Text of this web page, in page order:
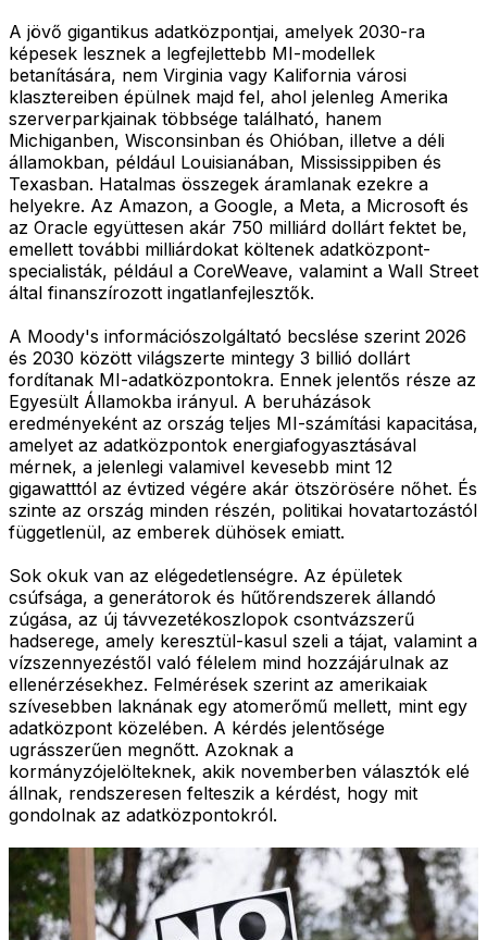
A jövő gigantikus adatközpontjai, amelyek 2030-ra
képesek lesznek a legfejlettebb MI-modellek
betanítására, nem Virginia vagy Kalifornia városi
klasztereiben épülnek majd fel, ahol jelenleg Amerika
szerverparkjainak többsége található, hanem
Michiganben, Wisconsinban és Ohióban, illetve a déli
államokban, például Louisianában, Mississippiben és
Texasban. Hatalmas összegek áramlanak ezekre a
helyekre. Az Amazon, a Google, a Meta, a Microsoft és
az Oracle együttesen akár 750 milliárd dollárt fektet be,
emellett további milliárdokat költenek adatközpont-
specialisták, például a CoreWeave, valamint a Wall Street
által finanszírozott ingatlanfejlesztők.
A Moody's információszolgáltató becslése szerint 2026
és 2030 között világszerte mintegy 3 billió dollárt
fordítanak MI-adatközpontokra. Ennek jelentős része az
Egyesült Államokba irányul. A beruházások
eredményeként az ország teljes MI-számítási kapacitása,
amelyet az adatközpontok energiafogyasztásával
mérnek, a jelenlegi valamivel kevesebb mint 12
gigawatttól az évtized végére akár ötszörösére nőhet. És
szinte az ország minden részén, politikai hovatartozástól
függetlenül, az emberek dühösek emiatt.
Sok okuk van az elégedetlenségre. Az épületek
csúfsága, a generátorok és hűtőrendszerek állandó
zúgása, az új távvezetékoszlopok csontvázszerű
hadserege, amely keresztül-kasul szeli a tájat, valamint a
vízszennyezéstől való félelem mind hozzájárulnak az
ellenérzésekhez. Felmérések szerint az amerikaiak
szívesebben laknának egy atomerőmű mellett, mint egy
adatközpont közelében. A kérdés jelentősége
ugrásszerűen megnőtt. Azoknak a
kormányzójelölteknek, akik novemberben választók elé
állnak, rendszeresen felteszik a kérdést, hogy mit
gondolnak az adatközpontokról.